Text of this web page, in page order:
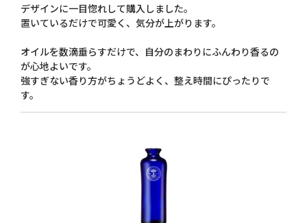
デザインに一目惚れして購入しました。
置いているだけで可愛く、気分が上がります。
オイルを数滴垂らすだけで、自分のまわりにふんわり香るの
が心地よいです。
強すぎない香り方がちょうどよく、整え時間にぴったりで
す。